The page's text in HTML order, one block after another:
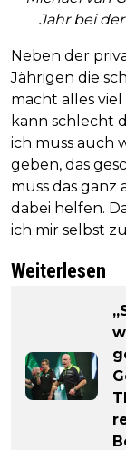
Jahr bei
Neben der
Jährigen die
macht alles
kann schlecht
ich muss auch
geben, das
muss das ganz
dabei helfen.
ich mir selbst
Weiterlesen